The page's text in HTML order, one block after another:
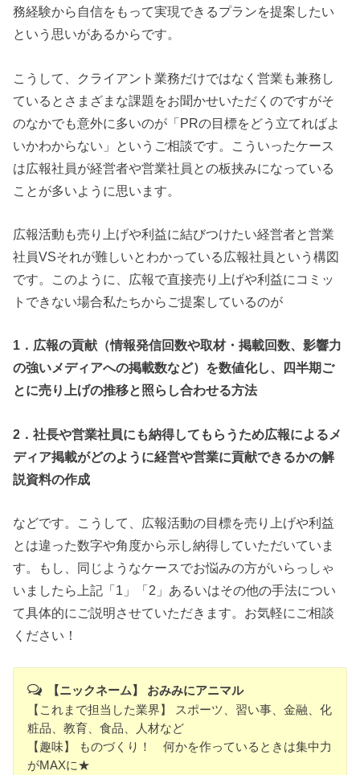
務経験から自信をもって実現できるプランを提案したい
という思いがあるからです。
こうして、クライアント業務だけではなく営業も兼務し
ているとさまざまな課題をお聞かせいただくのですがそ
のなかでも意外に多いのが「PRの目標をどう立てればよ
いかわからない」というご相談です。こういったケース
は広報社員が経営者や営業社員との板挟みになっている
ことが多いように思います。
広報活動も売り上げや利益に結びつけたい経営者と営業
社員VSそれが難しいとわかっている広報社員という構図
です。このように、広報で直接売り上げや利益にコミッ
トできない場合私たちからご提案しているのが
1．広報の貢献（情報発信回数や取材・掲載回数、影響力
の強いメディアへの掲載数など）を数値化し、四半期ご
とに売り上げの推移と照らし合わせる方法
2．社長や営業社員にも納得してもらうため広報によるメ
ディア掲載がどのように経営や営業に貢献できるかの解
説資料の作成
などです。こうして、広報活動の目標を売り上げや利益
とは違った数字や角度から示し納得していただいていま
す。もし、同じようなケースでお悩みの方がいらっしゃ
いましたら上記「1」「2」あるいはその他の手法につい
て具体的にご説明させていただきます。お気軽にご相談
ください！
【ニックネーム】 おみみにアニマル
【これまで担当した業界】 スポーツ、習い事、金融、化
粧品、教育、食品、人材など
【趣味】 ものづくり！ 何かを作っているときは集中力
がMAXに★